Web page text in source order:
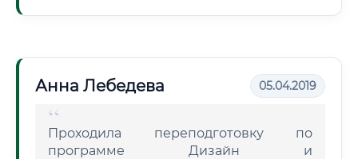
Анна Лебедева 05.04.2019
Проходила переподготовку по
программе Дизайн и